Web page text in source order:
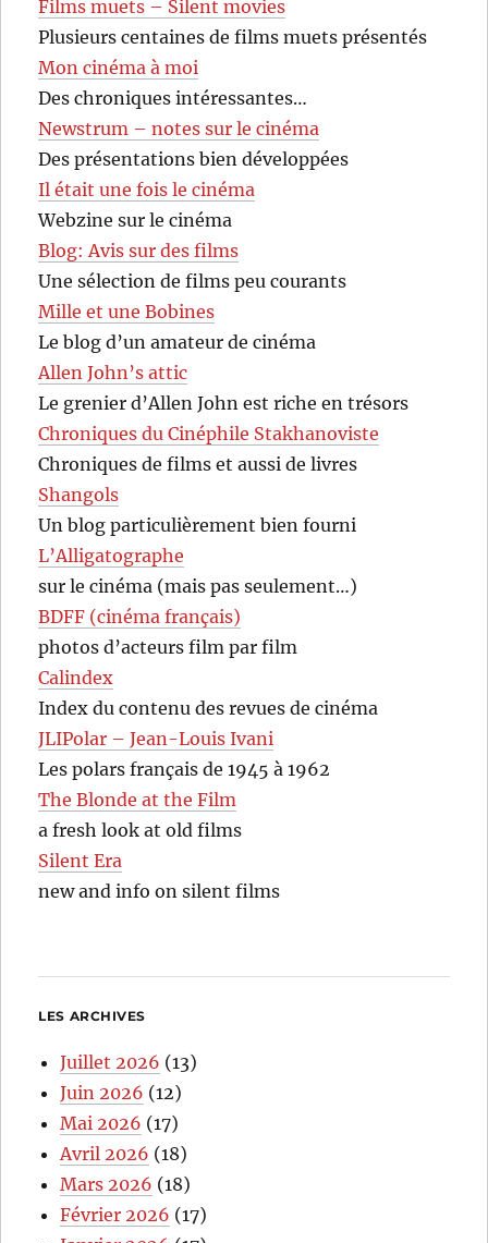
Films muets – Silent movies
Plusieurs centaines de films muets présentés
Mon cinéma à moi
Des chroniques intéressantes…
Newstrum – notes sur le cinéma
Des présentations bien développées
Il était une fois le cinéma
Webzine sur le cinéma
Blog: Avis sur des films
Une sélection de films peu courants
Mille et une Bobines
Le blog d’un amateur de cinéma
Allen John’s attic
Le grenier d’Allen John est riche en trésors
Chroniques du Cinéphile Stakhanoviste
Chroniques de films et aussi de livres
Shangols
Un blog particulièrement bien fourni
L’Alligatographe
sur le cinéma (mais pas seulement…)
BDFF (cinéma français)
photos d’acteurs film par film
Calindex
Index du contenu des revues de cinéma
JLIPolar – Jean-Louis Ivani
Les polars français de 1945 à 1962
The Blonde at the Film
a fresh look at old films
Silent Era
new and info on silent films
LES ARCHIVES
Juillet 2026 (13)
Juin 2026 (12)
Mai 2026 (17)
Avril 2026 (18)
Mars 2026 (18)
Février 2026 (17)